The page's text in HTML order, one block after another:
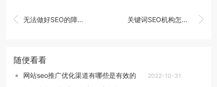
 无法做好SEO的障碍有什么 
关键词SEO机构怎么选
随便看看
网站seo推广优化渠道有哪些是有效的 2022-10-31